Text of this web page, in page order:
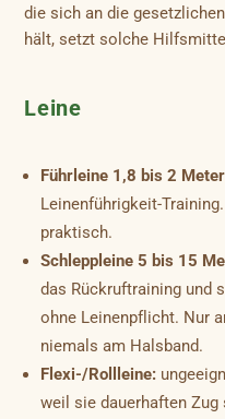
die sich an die
hält, setzt solche
Leine
Führleine 1,8 bis 2
Leinenführigkeit-
praktisch.
Schleppleine 5 bis 15
das Rückruftraining und
ohne Leinenpflicht. Nur
niemals am Halsband.
Flexi-/Rollleine:
weil sie dauerhaften